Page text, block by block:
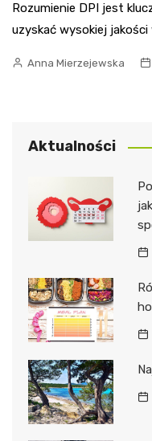
Rozumienie DPI jest
uzyskać wysokiej
Anna Mierzejewska
Aktualności